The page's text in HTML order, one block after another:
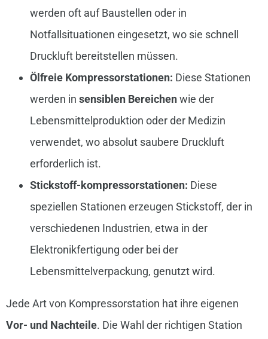
werden oft auf Baustellen oder in
Notfallsituationen eingesetzt, wo sie schnell
Druckluft bereitstellen müssen.
Ölfreie Kompressorstationen: Diese Stationen
werden in sensiblen Bereichenwie der
Lebensmittelproduktion oder der Medizin
verwendet, wo absolut saubere Druckluft
erforderlich ist.
Stickstoff-kompressorstationen: Diese
speziellen Stationen erzeugen Stickstoff, der in
verschiedenen Industrien, etwa in der
Elektronikfertigung oder bei der
Lebensmittelverpackung, genutzt wird.
Jede Art von Kompressorstation hat ihre eigenen
Vor- und Nachteile. Die Wahl der richtigen Station